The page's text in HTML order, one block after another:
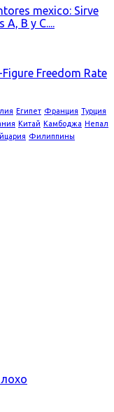
mexico: Sirve
B y C....
Freedom Rate
Египет Франция Турция
Китай Камбоджа Непал
Филиппины